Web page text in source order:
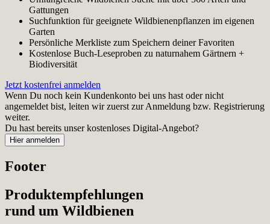
Gattungen
Suchfunktion für geeignete Wildbienenpflanzen im eigenen
Garten
Persönliche Merkliste zum Speichern deiner Favoriten
Kostenlose Buch-Leseproben zu naturnahem Gärtnern +
Biodiversität
Jetzt kostenfrei anmelden
Wenn Du noch kein Kundenkonto bei uns hast oder nicht
angemeldet bist, leiten wir zuerst zur Anmeldung bzw. Registrierung
weiter.
Du hast bereits unser kostenloses Digital-Angebot?
Footer
Produktempfehlungen
rund um Wildbienen